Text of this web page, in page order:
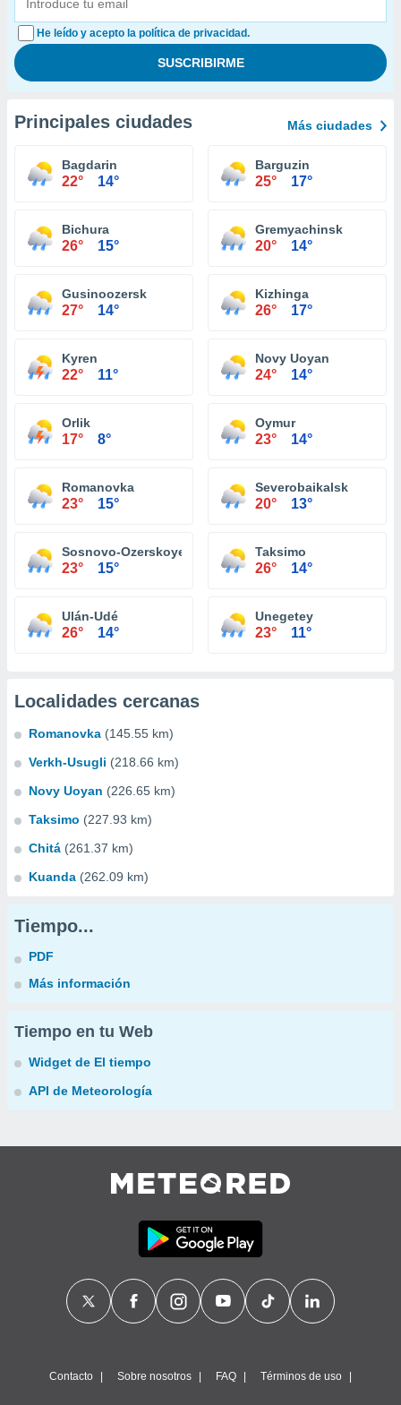
He leído y acepto la política de privacidad.
Principales ciudades Más ciudades
Bagdarin
22° 14°
Barguzin
25° 17°
Bichura
26° 15°
Gremyachinsk
20° 14°
Gusinoozersk
27° 14°
Kizhinga
26° 17°
Kyren
22° 11°
Novy Uoyan
24° 14°
Orlik
17° 8°
Oymur
23° 14°
Romanovka
23° 15°
Severobaikalsk
20° 13°
Sosnovo-Ozerskoye
23° 15°
Taksimo
26° 14°
Ulán-Udé
26° 14°
Unegetey
23° 11°
Localidades cercanas
Romanovka (145.55 km)
Verkh-Usugli (218.66 km)
Novy Uoyan (226.65 km)
Taksimo (227.93 km)
Chitá (261.37 km)
Kuanda (262.09 km)
Tiempo...
PDF
Más información
Tiempo en tu Web
Widget de El tiempo
API de Meteorología
Contacto Sobre nosotros FAQ Términos de uso